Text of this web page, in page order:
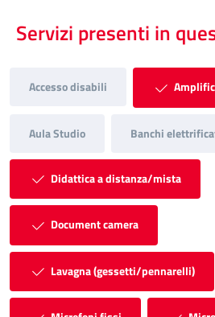
Servizi presenti in
Accesso disabili
Aula Studio Banchi
Didattica a distanza/mista
Document camera
Lavagna (gessetti/pennarelli)